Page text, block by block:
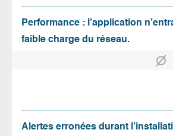
Performance : l’application
faible charge du réseau.
Alertes erronées durant